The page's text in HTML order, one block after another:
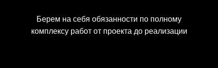
Берем на себя обязанности по полному
комплексу работ от проекта до реализации